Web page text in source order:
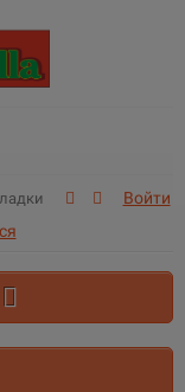
Войти